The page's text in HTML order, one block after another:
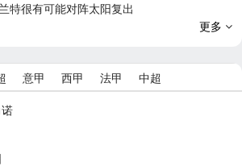
特很有可能对阵太阳复出
更多
意甲 西甲 法甲 中超